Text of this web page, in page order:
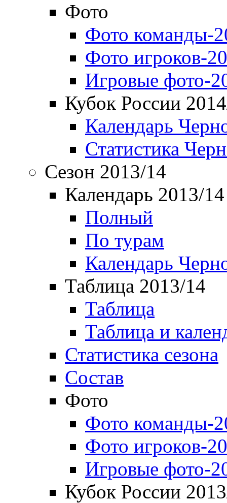
Фото
Фото команды-
Фото игроков-
Игровые фото-
Кубок России
Календарь
Статистика
Сезон 2013/14
Календарь 2013/14
Полный
По турам
Календарь
Таблица 2013/14
Таблица
Таблица и
Статистика сезона
Состав
Фото
Фото команды-
Фото игроков-
Игровые фото-
Кубок России